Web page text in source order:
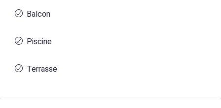
Balcon
Piscine
Terrasse